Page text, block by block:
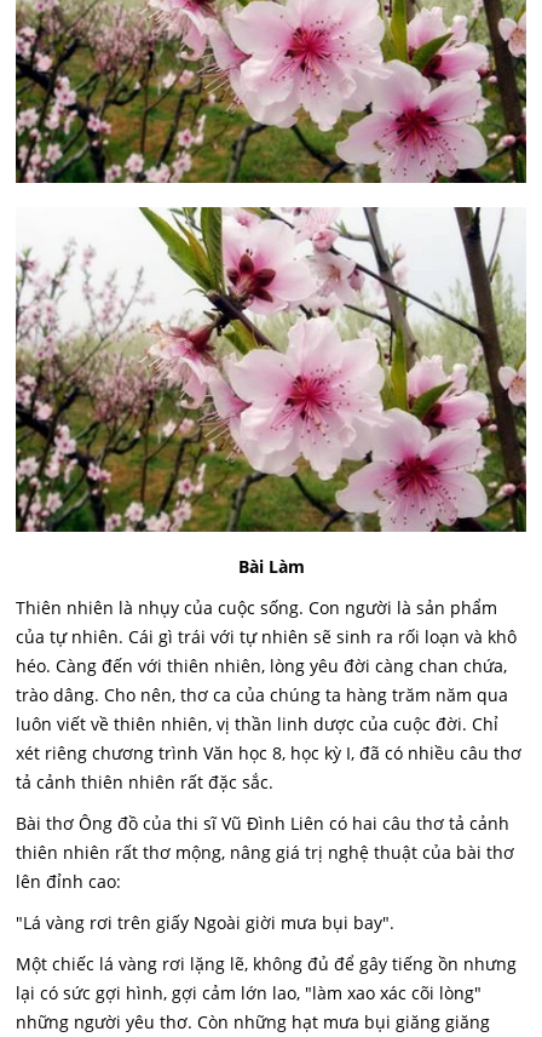
Bài Làm
Thiên nhiên là nhụy của cuộc sống. Con người là sản phẩm
của tự nhiên. Cái gì trái với tự nhiên sẽ sinh ra rối loạn và khô
héo. Càng đến với thiên nhiên, lòng yêu đời càng chan chứa,
trào dâng. Cho nên, thơ ca của chúng ta hàng trăm năm qua
luôn viết về thiên nhiên, vị thần linh dược của cuộc đời. Chỉ
xét riêng chương trình Văn học 8, học kỳ I, đã có nhiều câu thơ
tả cảnh thiên nhiên rất đặc sắc.
Bài thơ Ông đồ của thi sĩ Vũ Đình Liên có hai câu thơ tả cảnh
thiên nhiên rất thơ mộng, nâng giá trị nghệ thuật của bài thơ
lên đỉnh cao:
"Lá vàng rơi trên giấy Ngoài giời mưa bụi bay".
Một chiếc lá vàng rơi lặng lẽ, không đủ để gây tiếng ồn nhưng
lại có sức gợi hình, gợi cảm lớn lao, "làm xao xác cõi lòng"
những người yêu thơ. Còn những hạt mưa bụi giăng giăng